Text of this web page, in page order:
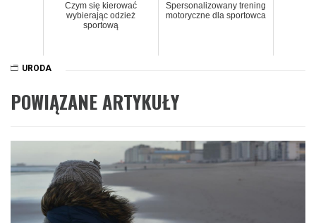
Czym się kierować
wybierając odzież
sportową
Spersonalizowany trening
motoryczne dla sportowca
URODA
POWIĄZANE ARTYKUŁY